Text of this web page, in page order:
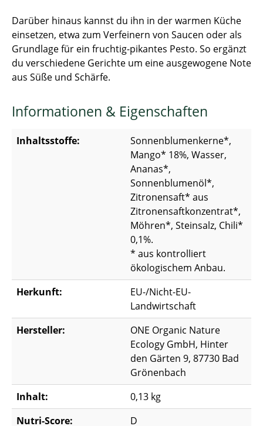
Darüber hinaus kannst du ihn in der warmen Küche
einsetzen, etwa zum Verfeinern von Saucen oder als
Grundlage für ein fruchtig-pikantes Pesto. So ergänzt
du verschiedene Gerichte um eine ausgewogene Note
aus Süße und Schärfe.
Informationen & Eigenschaften
Inhaltsstoffe:
Sonnenblumenkerne*,
Mango* 18%, Wasser,
Ananas*,
Sonnenblumenöl*,
Zitronensaft* aus
Zitronensaftkonzentrat*,
Möhren*, Steinsalz, Chili*
0,1%.
* aus kontrolliert
ökologischem Anbau.
Herkunft:
EU-/Nicht-EU-
Landwirtschaft
Hersteller:
ONE Organic Nature
Ecology GmbH, Hinter
den Gärten 9, 87730 Bad
Grönenbach
Inhalt:
0,13 kg
Nutri-Score:
D